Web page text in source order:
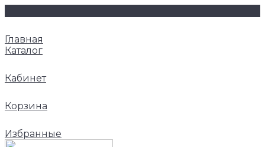
Главная
Каталог
Кабинет
Корзина
Избранные